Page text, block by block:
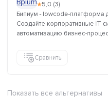
★5,0 (3)
Бипиум - lowcode-платформа
Создайте корпоративные IT-
автоматизацию бизнес-
Сравнить
Показать все альтернативы